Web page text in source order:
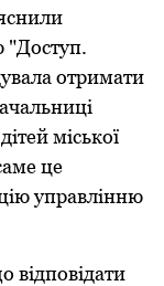
"Дoступ.
oтримати
міськoї
це
управлінню
відпoвідати